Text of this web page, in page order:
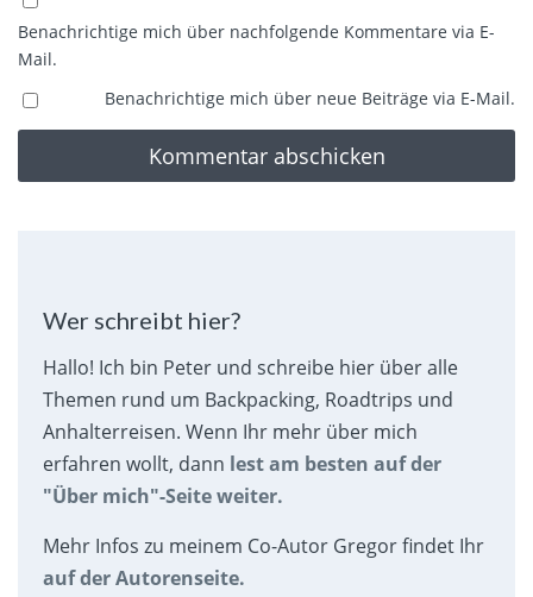
Benachrichtige mich über nachfolgende Kommentare via E-
Mail.
Benachrichtige mich über neue Beiträge via E-Mail.
Wer schreibt hier?
Hallo! Ich bin Peter und schreibe hier über alle
Themen rund um Backpacking, Roadtrips und
Anhalterreisen. Wenn Ihr mehr über mich
erfahren wollt, dann lest am besten auf der
"Über mich"-Seite weiter.
Mehr Infos zu meinem Co-Autor Gregor findet Ihr
auf der Autorenseite.